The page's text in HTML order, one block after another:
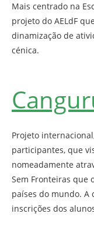
Mais centrado na
projeto do AELdF
dinamização de
cénica.
Projeto
participantes, que
nomeadamente
Sem Fronteiras que
países do mundo. A
inscrições dos